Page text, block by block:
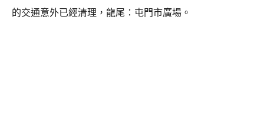
的交通意外已經清理，龍尾：屯門市廣場。